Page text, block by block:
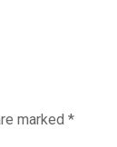
marked *